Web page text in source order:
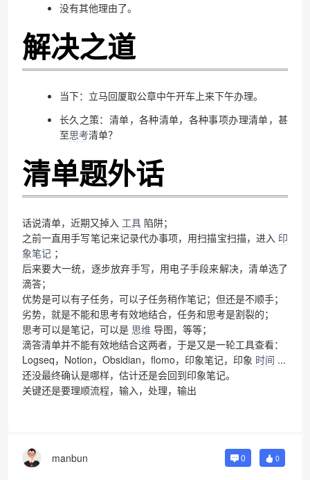
没有其他理由了。
解决之道
当下：立马回厦取公章中午开车上来下午办理。
长久之策：清单，各种清单，各种事项办理清单，甚
至思考清单？
清单题外话
话说清单，近期又掉入 工具 陷阱；
之前一直用手写笔记来记录代办事项，用扫描宝扫描，进入 印
象笔记 ；
后来要大一统，逐步放弃手写，用电子手段来解决，清单选了
滴答；
优势是可以有子任务，可以子任务稍作笔记；但还是不顺手；
劣势，就是不能和思考有效地结合，任务和思考是割裂的；
思考可以是笔记，可以是 思维 导图，等等；
滴答清单并不能有效地结合这两者，于是又是一轮工具查看：
Logseq，Notion，Obsidian，flomo，印象笔记，印象 时间 ...
还没最终确认是哪样，估计还是会回到印象笔记。
关键还是要理顺流程，输入，处理，输出
manbun 0 0